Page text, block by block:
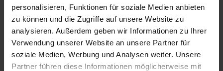
personalisieren, Funktionen für soziale Medien anbieten
zu können und die Zugriffe auf unsere Website zu
analysieren. Außerdem geben wir Informationen zu Ihrer
Verwendung unserer Website an unsere Partner für
soziale Medien, Werbung und Analysen weiter. Unsere
Partner führen diese Informationen möglicherweise mit